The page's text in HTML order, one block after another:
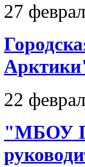
27
22
"МБОУ